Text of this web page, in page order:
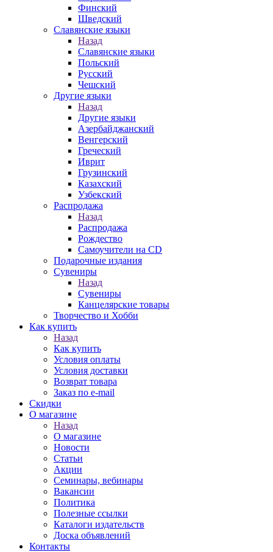
Финский
Шведский
Славянские языки
Назад
Славянские языки
Польский
Русский
Чешский
Другие языки
Назад
Другие языки
Азербайджанский
Венгерский
Греческий
Иврит
Грузинский
Казахский
Узбекский
Распродажа
Назад
Распродажа
Рождество
Самоучители на CD
Подарочные издания
Сувениры
Назад
Сувениры
Канцелярские товары
Творчество и Хобби
Как купить
Назад
Как купить
Условия оплаты
Условия доставки
Возврат товара
Заказ по e-mail
Скидки
О магазине
Назад
О магазине
Новости
Статьи
Акции
Семинары, вебинары
Вакансии
Политика
Полезные ссылки
Каталоги издательств
Доска объявлений
Контакты